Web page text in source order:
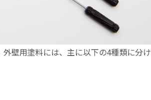
壁用塗料には、主に以下の4種類に分け